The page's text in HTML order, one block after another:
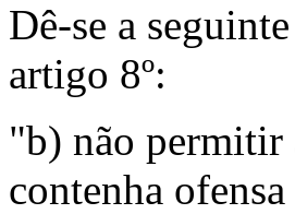
Dê-se a
artigo 8º:
"b) não permitir
contenha